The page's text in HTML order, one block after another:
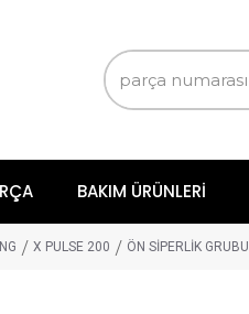
BAKIM ÜRÜNLERI
X PULSE 200 ÖN SİPERLİK GRUBU